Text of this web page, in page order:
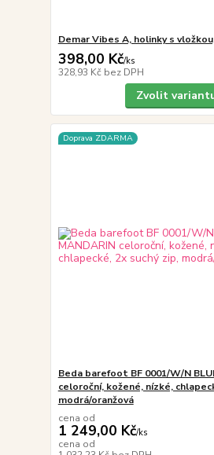
Demar Vibes A, holinky s
398,00 Kč/ks
328,93 Kč bez DPH
Zvolit
Doprava ZDARMA
Beda barefoot BF 0001/W/N
celoroční, kožené, nízké,
modrá/oranžová
cena od
1 249,00 Kč/ks
cena od